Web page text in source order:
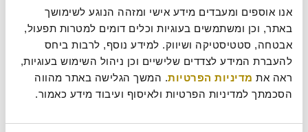
ראה את מדיניות הפרטיות
הסכמתך למדיניות הפרטיות ולאיסוף ועיבוד מידע כאמור.
בעת שליחת טופס זה אני מאשר/ת כי קראתי אתמדיניות
הפרטיות של רולדין
?